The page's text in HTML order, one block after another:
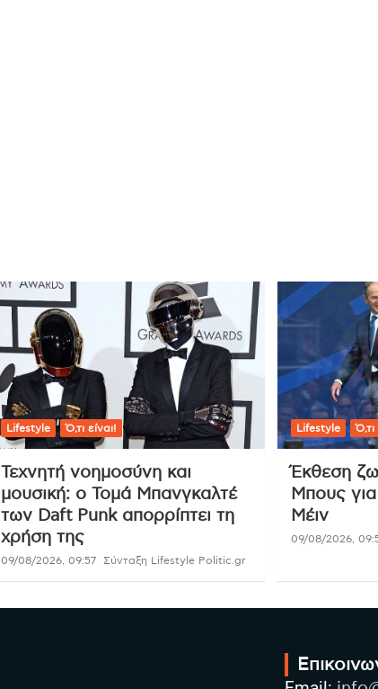
Lifestyle Ό,τι είναι!
Τεχνητή νοημοσύνη και
μουσική: ο Τομά Μπανγκαλτέ
των Daft Punk απορρίπτει τη
χρήση της
09/08/2026, 09:57 Σύνταξη Lifestyle Politic.gr
Lifestyle Ό,τι
Έκθεση
Μπους
Μέιν
09/08/2026,